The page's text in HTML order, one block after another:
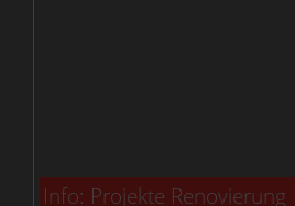
Info: Projekte Renovierung